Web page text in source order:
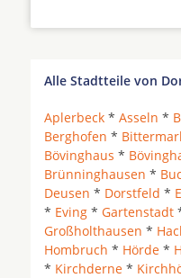
Alle Stadtteile von
Aplerbeck * Asseln *
Berghofen *
Bövinghaus *
Brünninghausen *
Deusen * Dorstfeld *
* Eving * Gartenstadt
Großholthausen *
Hombruch * Hörde *
* Kirchderne *